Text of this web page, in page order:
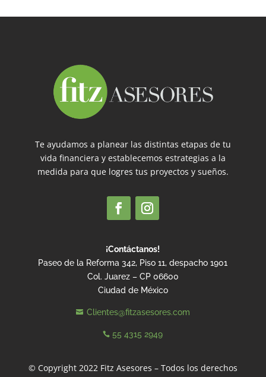
Te ayudamos a planear las distintas etapas de tu
vida financiera y establecemos estrategias a la
medida para que logres tus proyectos y sueños.
¡Contáctanos!
Paseo de la Reforma 342, Piso 11, despacho 1901
Col. Juarez – CP 06600
Ciudad de México
 Clientes@fitzasesores.com
 55 4315 2949
© Copyright 2022 Fitz Asesores – Todos los derechos